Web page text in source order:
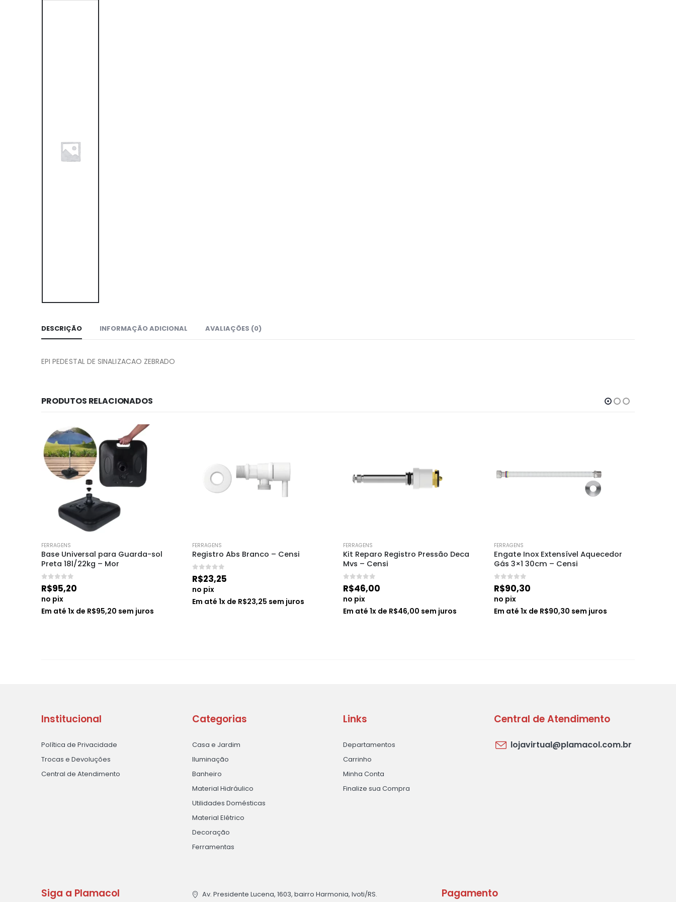
DESCRIÇÃO INFORMAÇÃO ADICIONAL AVALIAÇÕES (0)
EPI PEDESTAL DE SINALIZACAO ZEBRADO
PRODUTOS RELACIONADOS
FERRAGENS
Base Universal para Guarda-sol
Preta 18l/22kg – Mor
de 5
R$95,20
no pix
Em até 1x de R$95,20 sem juros
FERRAGENS
Registro Abs Branco – Censi
de 5
R$23,25
no pix
Em até 1x de R$23,25 sem juros
FERRAGENS
Kit Reparo Registro Pressão Deca
Mvs – Censi
de 5
R$46,00
no pix
Em até 1x de R$46,00 sem juros
FERRAGENS
Engate Inox Extensível Aquecedor
Gás 3×1 30cm – Censi
de 5
R$90,30
no pix
Em até 1x de R$90,30 sem juros
Institucional
Política de Privacidade
Trocas e Devoluções
Central de Atendimento
Categorias
Casa e Jardim
Iluminação
Banheiro
Material Hidráulico
Utilidades Domésticas
Material Elétrico
Decoração
Ferramentas
Links
Departamentos
Carrinho
Minha Conta
Finalize sua Compra
Central de Atendimento
lojavirtual@plamacol.com.br
Siga a Plamacol Av. Presidente Lucena, 1603, bairro Harmonia, Ivoti/RS. Pagamento